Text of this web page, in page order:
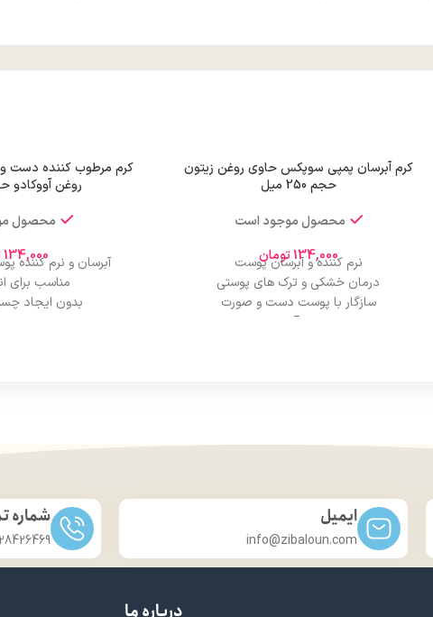
کرم آبرسان پمپی سوپکس حاوی روغن زیتون
حجم 250 میل
محصول موجود است
134,000تومان
نرم کننده و آبرسان پوست
درمان خشکی و ترک های پوستی
سازگار با پوست دست و صورت
کرم مرطوب کننده
روغن آووکادو حجم
محصول
134,000آبرسان و نرم
مناسب برای
بدون ایجاد
ایمیل
info@zibaloun.com
شماره
| 031-33686592
درباره ما